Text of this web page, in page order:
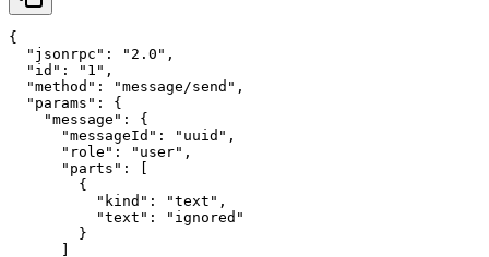
{
  "jsonrpc": "2.0",
  "id": "1",
  "method": "message/send",
  "params": {
    "message": {
      "messageId": "uuid",
      "role": "user",
      "parts": [
        {
          "kind": "text",
          "text": "ignored"
        }